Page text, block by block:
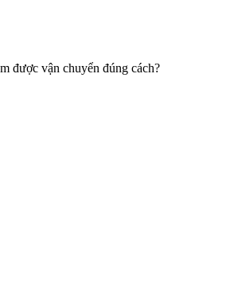
được vận chuyển đúng cách?